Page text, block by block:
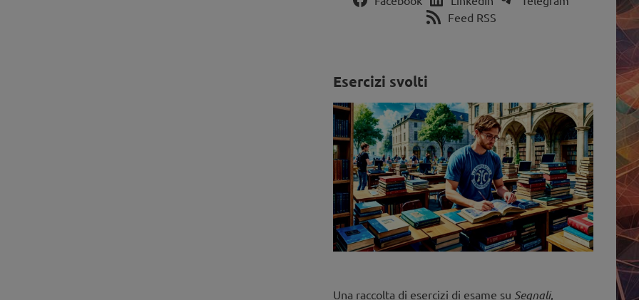
Feed RSS
Esercizi svolti
Una raccolta di esercizi di esame su Segnali,